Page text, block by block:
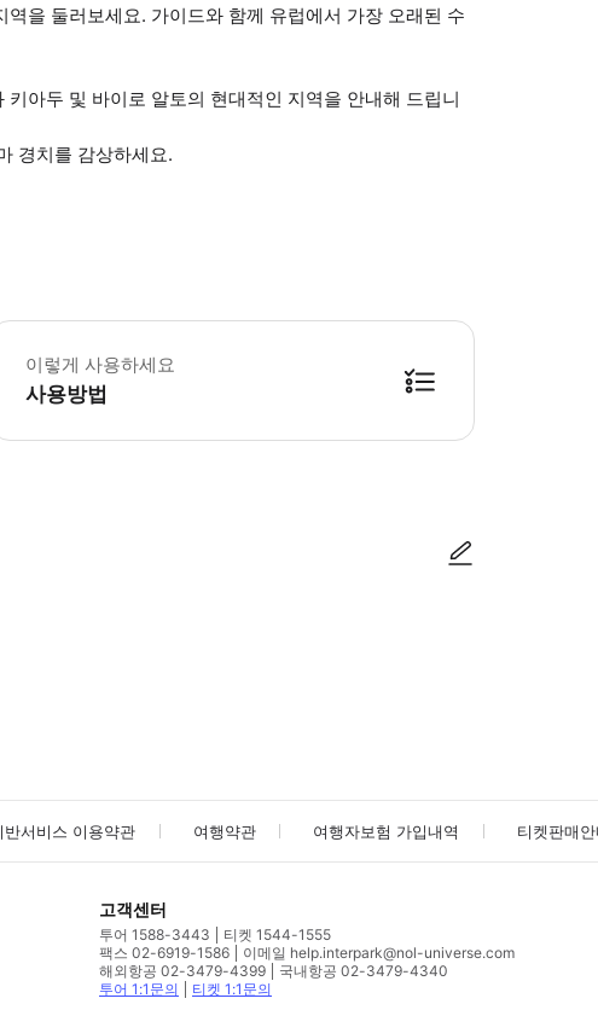
을 둘러보세요. 가이드와 함께 유럽에서 가장 오래된 수
아두 및 바이로 알토의 현대적인 지역을 안내해 드립니
경치를 감상하세요.
간 및 2시간 투어의 픽업 지점은 Travessa do Carvalho 25(타임 아웃 마켓 근처
이렇게 사용하세요
사용방법
반서비스 이용약관 여행약관 여행자보험 가입내역 티켓판매안
고객센터
투어 1588-3443
티켓 1544-1555
팩스 02-6919-1586
이메일 help.interpark@nol-universe.com
해외항공 02-3479-4399
국내항공 02-3479-4340
투어 1:1문의
티켓 1:1문의